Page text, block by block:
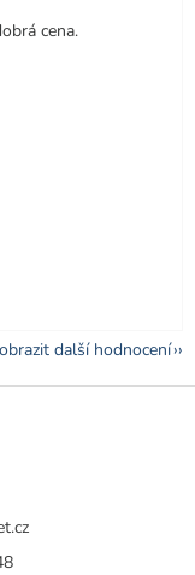
cena.
další hodnocení